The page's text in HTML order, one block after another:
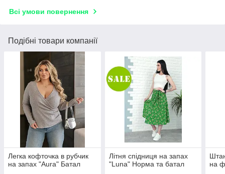
Всі умови повернення
Подібні товари компанії
Легка кофточка в рубчик
на запах "Aura" Батал
Літня спідниця на запах
"Luna" Норма та батал
на